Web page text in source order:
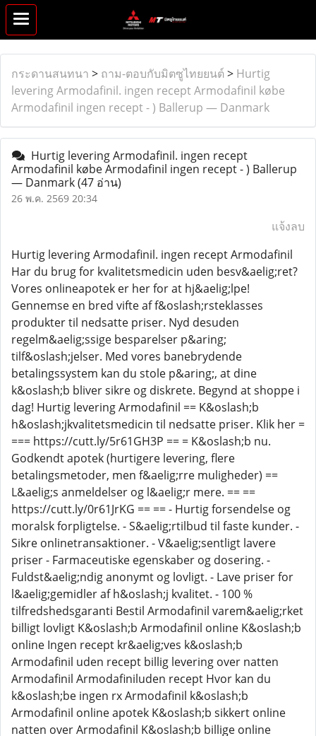
กระดานสนทนา > ถาม-ตอบกับมิตซูไทยยนต์ > Hurtig
levering Armodafinil. ingen recept Armodafinil købe
Armodafinil ingen recept - ) Ballerup — Danmark
Hurtig levering Armodafinil. ingen recept
Armodafinil købe Armodafinil ingen recept - ) Ballerup
— Danmark(47 อ่าน)
26 พ.ค. 2569 20:34
แจ้งลบ
Hurtig levering Armodafinil. ingen recept Armodafinil
Har du brug for kvalitetsmedicin uden besv&aelig;ret?
Vores onlineapotek er her for at hj&aelig;lpe!
Gennemse en bred vifte af f&oslash;rsteklasses
produkter til nedsatte priser. Nyd desuden
regelm&aelig;ssige besparelser p&aring;
tilf&oslash;jelser. Med vores banebrydende
betalingssystem kan du stole p&aring;, at dine
k&oslash;b bliver sikre og diskrete. Begynd at shoppe i
dag! Hurtig levering Armodafinil == K&oslash;b
h&oslash;jkvalitetsmedicin til nedsatte priser. Klik her =
=== https://cutt.ly/5r61GH3P == = K&oslash;b nu.
Godkendt apotek (hurtigere levering, flere
betalingsmetoder, men f&aelig;rre muligheder) ==
L&aelig;s anmeldelser og l&aelig;r mere. == ==
https://cutt.ly/0r61JrKG == == - Hurtig forsendelse og
moralsk forpligtelse. - S&aelig;rtilbud til faste kunder. -
Sikre onlinetransaktioner. - V&aelig;sentligt lavere
priser - Farmaceutiske egenskaber og dosering. -
Fuldst&aelig;ndig anonymt og lovligt. - Lave priser for
l&aelig;gemidler af h&oslash;j kvalitet. - 100 %
tilfredshedsgaranti Bestil Armodafinil varem&aelig;rket
billigt lovligt K&oslash;b Armodafinil online K&oslash;b
online Ingen recept kr&aelig;ves k&oslash;b
Armodafinil uden recept billig levering over natten
Armodafinil Armodafiniluden recept Hvor kan du
k&oslash;be ingen rx Armodafinil k&oslash;b
Armodafinil online apotek K&oslash;b sikkert online
natten over Armodafinil K&oslash;b billige online